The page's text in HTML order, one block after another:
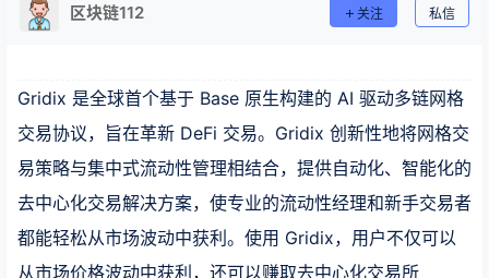
区块链112 关注 私信
Gridix 是全球首个基于 Base 原生构建的 AI 驱动多链网格
交易协议，旨在革新 DeFi 交易。Gridix 创新性地将网格交
易策略与集中式流动性管理相结合，提供自动化、智能化的
去中心化交易解决方案，使专业的流动性经理和新手交易者
都能轻松从市场波动中获利。使用 Gridix，用户不仅可以
从市场价格波动中获利，还可以赚取去中心化交易所